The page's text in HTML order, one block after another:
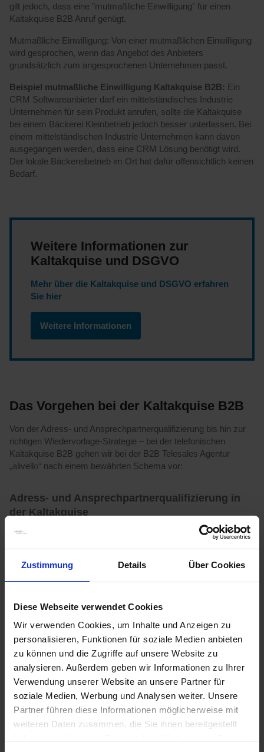
Zustimmung Details Über Cookies
Diese Webseite verwendet Cookies
Wir verwenden Cookies, um Inhalte und Anzeigen zu
personalisieren, Funktionen für soziale Medien anbieten
zu können und die Zugriffe auf unsere Website zu
analysieren. Außerdem geben wir Informationen zu Ihrer
Verwendung unserer Website an unsere Partner für
soziale Medien, Werbung und Analysen weiter. Unsere
Partner führen diese Informationen möglicherweise mit
weiteren Daten zusammen, die Sie ihnen bereitgestellt
gilt jedoch, dass eine "mutmaßliche Einwilligung" für einen
Kaltakquise B2B Anruf genügt.
Mutmaßliche Einwilligung: Von einer mutmaßlichen Einwilligung
wird gesprochen, wenn das Angebot des Anbieters
grundsätzlich zum angesprochenen Unternehmen passt.
Beispiel mutmaßliche Einwilligung Kaltakquise B2B: Ein
CRM Softwareanbieter darf ein mittelständisches Industrie
Unternehmen für sein Produkt anrufen, sollte die Kaltakquise
bei einem Bäckerei Kleinbetrieb jedoch besser unterlassen. Bei
einem mittelständischen Industrie Unternehmen kann davon
ausgegangen werden, dass eine CRM Lösung benötigt wird.
Der lokale Bäckereibetrieb im Ort hat dafür offensichtlich keinen
Bedarf.
Weitere Informationen zur
Kaltakquise und DSGVO
Mehr über die Kaltakquise und DSGVO erfahren
Sie hier
Weitere Informationen
Das Vorgehen bei der Kaltakquise B2B
Von der Adress- und Ansprechpartnerqualifizierung bis hin zur
richtigen Wiedervorlage-Strategie – bei der telefonischen
Kaltakquise B2B gehen wir bei der B2B Telesales Agentur
„alivello“ nach einem bewährten Schema vor:
Adress- und Ansprechpartnerqualifizierung in
der Kaltakquise
Bei einer umfangreichen Adress- und
Ansprechpartnerqualifizierung recherchieren die
Vertriebsmitarbeiter von
livell
zunächst die Ansprechpartner
und deren Adressen, die sie im nächsten Schritt bei der
telefonischen Kaltakquise B2B kontaktieren.
die Kaltakquise im B2B
Bei „alivello“ informieren wir uns vor jedem Kaltakquise-
Telefonat genau über das Unternehmen und die
Ansprechpartner, die wir für unsere Auftraggeber kontaktieren
wollen. Dabei ziehen wir die Unternehmenswebseiten der
Interessenten ebenso wie eine Zielkunden Analyse Software für
Vertrieb und Marketing zu Rate. Auf diese Weise ermitteln wir
wertvolle zusätzliche Informationen zu den Unternehmen, die
wir kontaktieren, wie beispielsweise deren Mitarbeiteranzahl